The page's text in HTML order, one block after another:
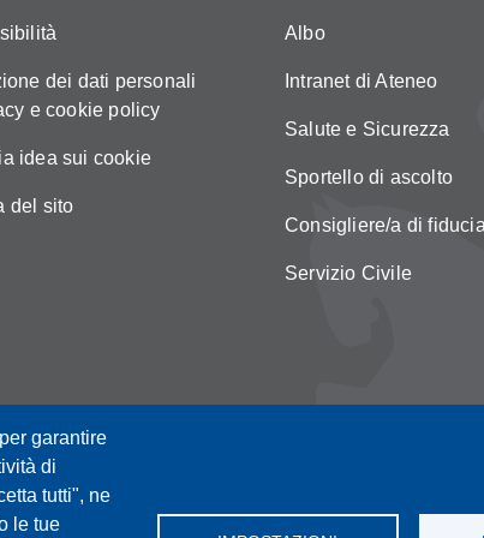
garantire
di
tutti", ne
le tue
dei dati personali
e cookie policy
idea sui cookie
del sito
Albo
Intranet di Ateneo
Salute e Sicurezza
Sportello di ascolto
Consigliere/a di fiducia
Servizio Civile